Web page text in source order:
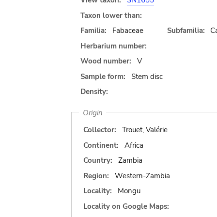
Taxon lower than:
Familia:
Fabaceae Subfamilia:
Herbarium number:
Wood number:
V
Sample form:
Stem disc
Density:
Origin
Collector:
Trouet, Valérie
Continent:
Africa
Country:
Zambia
Region:
Western-Zambia
Locality:
Mongu
Locality on Google Maps: